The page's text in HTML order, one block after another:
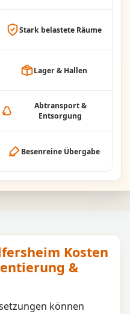
Stark belastete Räume
Lager & Hallen
Abtransport &
Entsorgung
Besenreine Übergabe
Kosten
&
können